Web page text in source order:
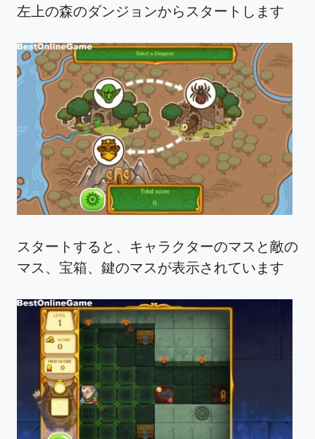
左上の森のダンジョンからスタートします
スタートすると、キャラクターのマスと敵の
マス、宝箱、鍵のマスが表示されています